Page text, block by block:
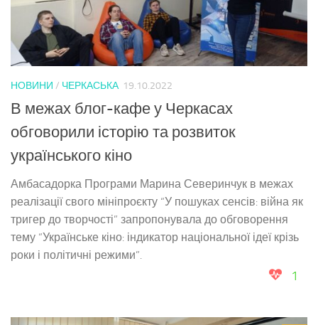
НОВИНИ / ЧЕРКАСЬКА 19.10.2022
В межах блог-кафе у Черкасах
обговорили історію та розвиток
українського кіно
Амбасадорка Програми Марина Северинчук в межах
реалізації свого мініпроєкту “У пошуках сенсів: війна як
тригер до творчості” запропонувала до обговорення
тему “Українське кіно: індикатор національної ідеї крізь
роки і політичні режими”.
1